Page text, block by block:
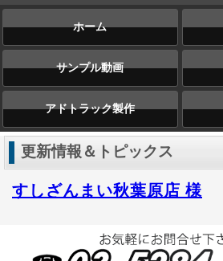
ホーム
サンプル動画
アドトラック製作
更新情報＆トピックス
すしざんまい秋葉原店 様